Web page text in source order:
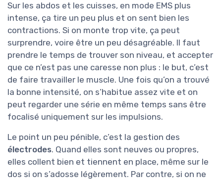
Sur les abdos et les cuisses, en mode EMS plus
intense, ça tire un peu plus et on sent bien les
contractions. Si on monte trop vite, ça peut
surprendre, voire être un peu désagréable. Il faut
prendre le temps de trouver son niveau, et accepter
que ce n’est pas une caresse non plus : le but, c’est
de faire travailler le muscle. Une fois qu’on a trouvé
la bonne intensité, on s’habitue assez vite et on
peut regarder une série en même temps sans être
focalisé uniquement sur les impulsions.
Le point un peu pénible, c’est la gestion des
électrodes. Quand elles sont neuves ou propres,
elles collent bien et tiennent en place, même sur le
dos si on s’adosse légèrement. Par contre, si on ne